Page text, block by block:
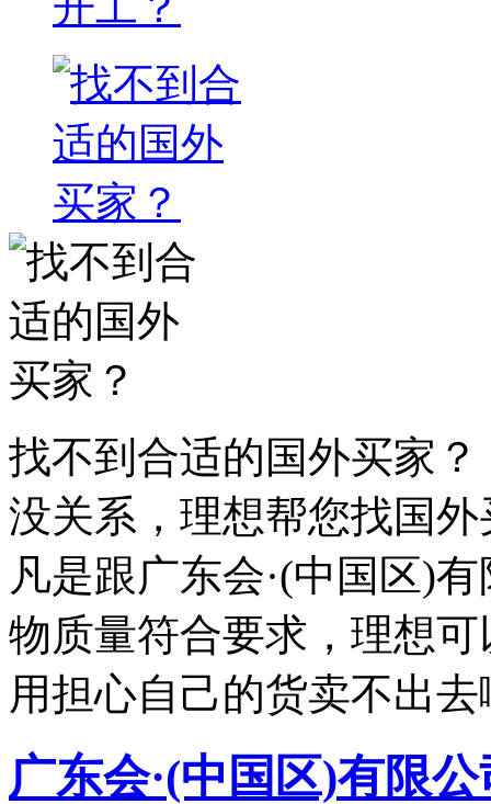
找不到合适的国外买家？
没关系，理想帮您找国外
凡是跟广东会·(中国区)
物质量符合要求，理想
用担心自己的货卖不出去
广东会·(中国区)有限